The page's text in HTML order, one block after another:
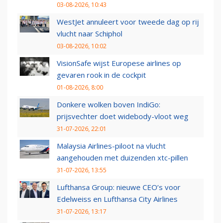
03-08-2026, 10:43
WestJet annuleert voor tweede dag op rij
vlucht naar Schiphol
03-08-2026, 10:02
VisionSafe wijst Europese airlines op
gevaren rook in de cockpit
01-08-2026, 8:00
Donkere wolken boven IndiGo:
prijsvechter doet widebody-vloot weg
31-07-2026, 22:01
Malaysia Airlines-piloot na vlucht
aangehouden met duizenden xtc-pillen
31-07-2026, 13:55
Lufthansa Group: nieuwe CEO’s voor
Edelweiss en Lufthansa City Airlines
31-07-2026, 13:17